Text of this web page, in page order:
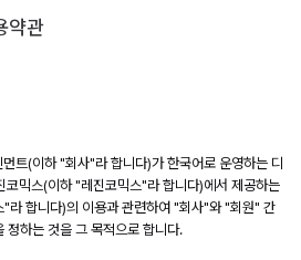
약관
트(이하 "회사"라 합니다)가 한국어로 운영하는 디
코믹스(이하 "레진코믹스"라 합니다)에서 제공하는
라 합니다)의 이용과 관련하여 "회사"와 "회원" 간
정하는 것을 그 목적으로 합니다.